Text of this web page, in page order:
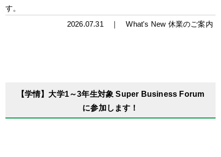
す。
2026.07.31 ｜What's New 休業のご案内
【学情】大学1～3年生対象 Super Business Forum
に参加します！